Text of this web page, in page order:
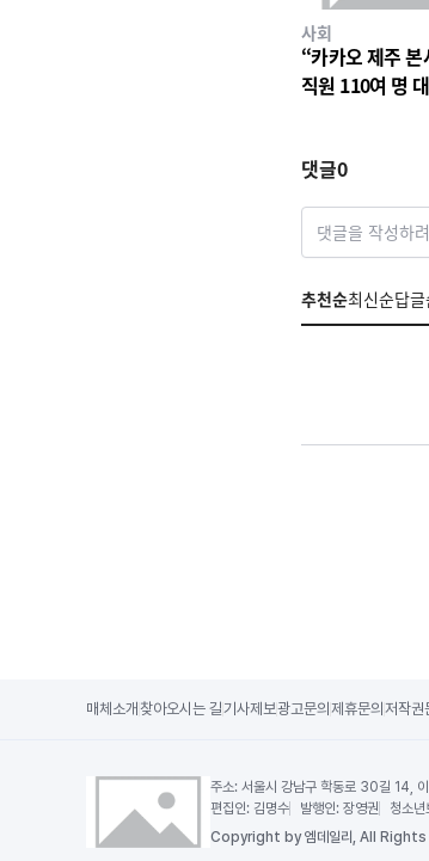
사회
“카카오 제주
직원 110여 명
댓글0
댓글을 작성하
추천순최신순답글
매체소개 찾아오시는 길기사제보광고문의 제휴문의 저작권
주소:서울시 강남구 학동로 30길 14,
편집인: 김명수 발행인:장영권 청소년
Copyright by 엠데일리, All Rights